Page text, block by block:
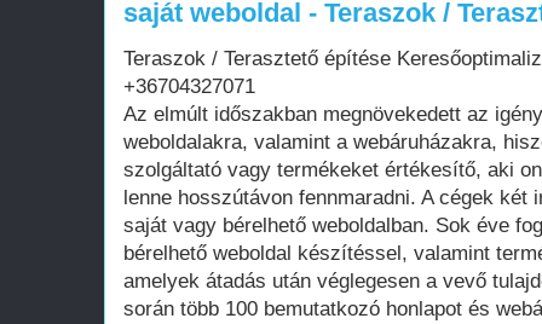
saját weboldal - Teraszok /
Teraszok / Terasztető építése
+36704327071
Az elmúlt időszakban megnövekedett az
weboldalakra, valamint a webáruházakra,
szolgáltató vagy termékeket értékesítő, aki
lenne hosszútávon fennmaradni. A cégek két
saját vagy bérelhető weboldalban. Sok éve
bérelhető weboldal készítéssel, valamint
amelyek átadás után véglegesen a vevő
során több 100 bemutatkozó honlapot és